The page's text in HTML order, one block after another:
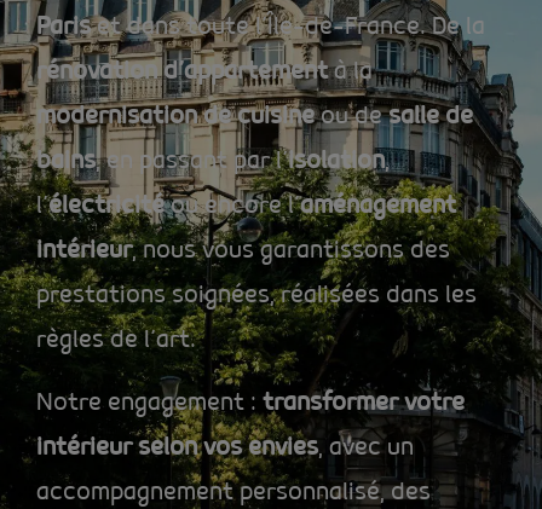
Pariset dans toute l’Île-de-France. De la
rénovation d’appartementà la
modernisation de cuisineou desalle de
bains, en passant par l’isolation,
l’électricitéou encore l’aménagement
intérieur, nous vous garantissons des
prestations soignées, réalisées dans les
règles de l’art.
Notre engagement : transformer votre
intérieur selon vos envies, avec un
accompagnement personnalisé, des